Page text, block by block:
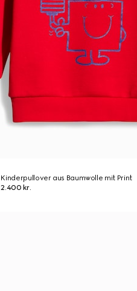
Kinderpullover aus Baumwolle mit Print
2.400 kr.